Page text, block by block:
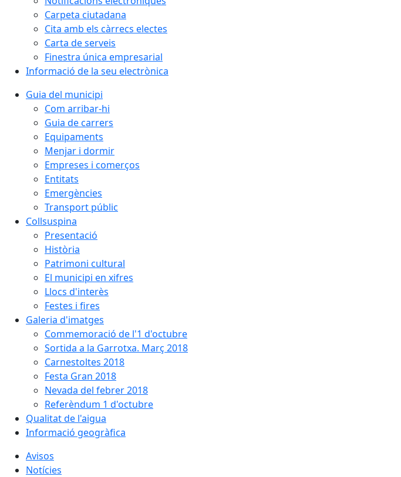
Carpeta ciutadana
Cita amb els càrrecs electes
Carta de serveis
Finestra única empresarial
Informació de la seu electrònica
Guia del municipi
Com arribar-hi
Guia de carrers
Equipaments
Menjar i dormir
Empreses i comerços
Entitats
Emergències
Transport públic
Collsuspina
Presentació
Història
Patrimoni cultural
El municipi en xifres
Llocs d'interès
Festes i fires
Galeria d'imatges
Commemoració de l'1 d'octubre
Sortida a la Garrotxa. Març 2018
Carnestoltes 2018
Festa Gran 2018
Nevada del febrer 2018
Referèndum 1 d'octubre
Qualitat de l'aigua
Informació geogràfica
Avisos
Notícies